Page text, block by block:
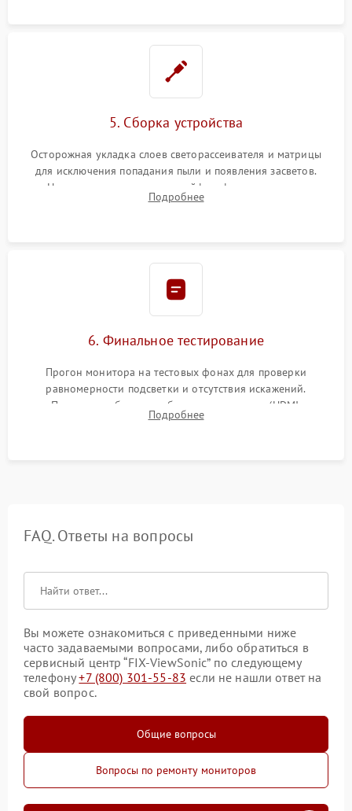
5. Сборка устройства
Осторожная укладка слоев светорассеивателя и матрицы
для исключения попадания пыли и появления засветов.
Надежное подключение шлейфов, фиксация плат и
аккуратное защелкивание пластикового корпуса монитора.
Подробнее
6. Финальное тестирование
Прогон монитора на тестовых фонах для проверки
равномерности подсветки и отсутствия искажений.
Проверка работоспособности всех портов (HDMI,
DisplayPort, VGA) и кнопок управления под нагрузкой в
Подробнее
FAQ. Ответы на вопросы
Вы можете ознакомиться с приведенными ниже
часто задаваемыми вопросами, либо обратиться в
сервисный центр “FIX-ViewSonic” по следующему
телефону+7 (800) 301-55-83 если не нашли ответ на
свой вопрос.
Общие вопросы
Вопросы по ремонту мониторов